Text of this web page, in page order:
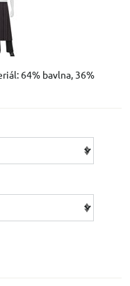
64% bavlna, 36%